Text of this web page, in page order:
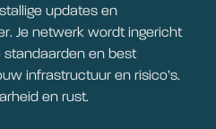
updates en
Je netwerk wordt ingericht
en best
infrastructuur en risico’s.
en rust.